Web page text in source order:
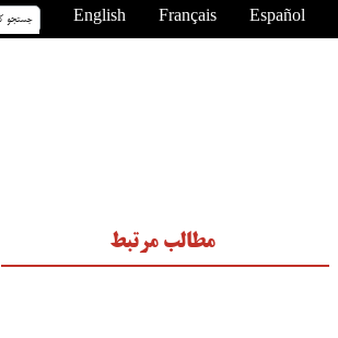
English Français Español
مطالب مرتبط